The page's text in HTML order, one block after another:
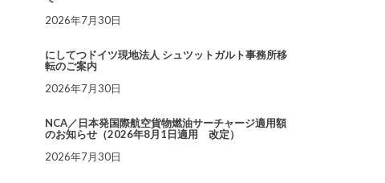
2026年7月30日
にしてつドイツ現地法人 シュツットガルト事務所移
転のご案内
2026年7月30日
NCA／日本発国際航空貨物燃油サーチャージ適用額
のお知らせ（2026年8月1日適用 改定）
2026年7月30日